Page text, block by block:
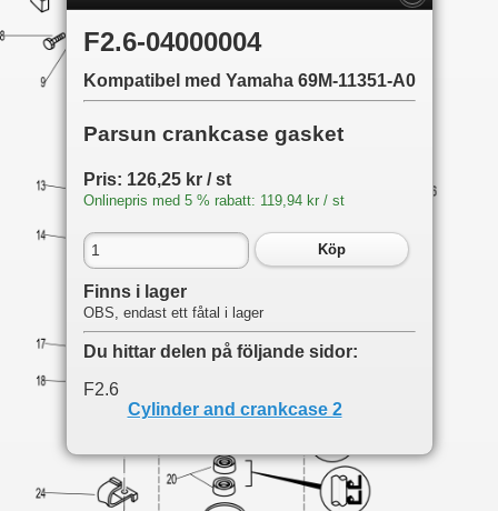
F2.6-04000004
Kompatibel med Yamaha 69M-11351-A0
Parsun crankcase gasket
Pris: 126,25 kr / st
Onlinepris med 5 % rabatt: 119,94 kr / st
Köp
Finns i lager
OBS, endast ett fåtal i lager
Du hittar delen på följande sidor:
F2.6
Cylinder and crankcase 2